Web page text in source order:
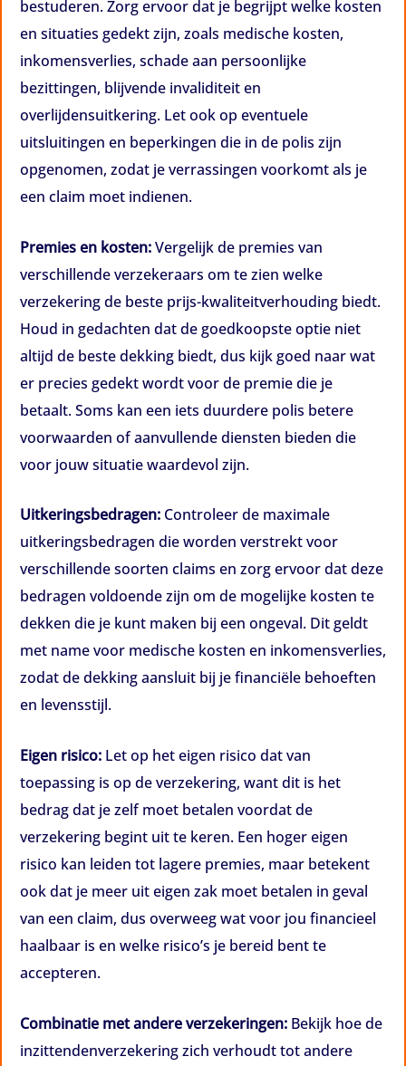
bestuderen. Zorg ervoor dat je begrijpt welke kosten
en situaties gedekt zijn, zoals medische kosten,
inkomensverlies, schade aan persoonlijke
bezittingen, blijvende invaliditeit en
overlijdensuitkering. Let ook op eventuele
uitsluitingen en beperkingen die in de polis zijn
opgenomen, zodat je verrassingen voorkomt als je
een claim moet indienen.
Premies en kosten:Vergelijk de premies van
verschillende verzekeraars om te zien welke
verzekering de beste prijs-kwaliteitverhouding biedt.
Houd in gedachten dat de goedkoopste optie niet
altijd de beste dekking biedt, dus kijk goed naar wat
er precies gedekt wordt voor de premie die je
betaalt. Soms kan een iets duurdere polis betere
voorwaarden of aanvullende diensten bieden die
voor jouw situatie waardevol zijn.
Uitkeringsbedragen: Controleer de maximale
uitkeringsbedragen die worden verstrekt voor
verschillende soorten claims en zorg ervoor dat deze
bedragen voldoende zijn om de mogelijke kosten te
dekken die je kunt maken bij een ongeval. Dit geldt
met name voor medische kosten en inkomensverlies,
zodat de dekking aansluit bij je financiële behoeften
en levensstijl.
Eigen risico: Let op het eigen risico dat van
toepassing is op de verzekering, want dit is het
bedrag dat je zelf moet betalen voordat de
verzekering begint uit te keren. Een hoger eigen
risico kan leiden tot lagere premies, maar betekent
ook dat je meer uit eigen zak moet betalen in geval
van een claim, dus overweeg wat voor jou financieel
haalbaar is en welke risico’s je bereid bent te
accepteren.
Combinatie met andere verzekeringen: Bekijk hoe de
inzittendenverzekering zich verhoudt tot andere